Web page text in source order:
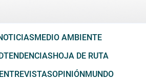
MEDIO AMBIENTE
TENDENCIAS HOJA DE RUTA
ENTREVISTASOPINIÓN MUNDO